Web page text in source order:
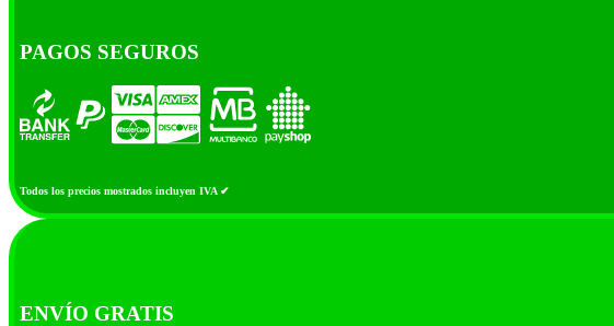
PAGOS SEGUROS
Todos los precios mostrados incluyen IVA ✔
ENVÍO GRATIS